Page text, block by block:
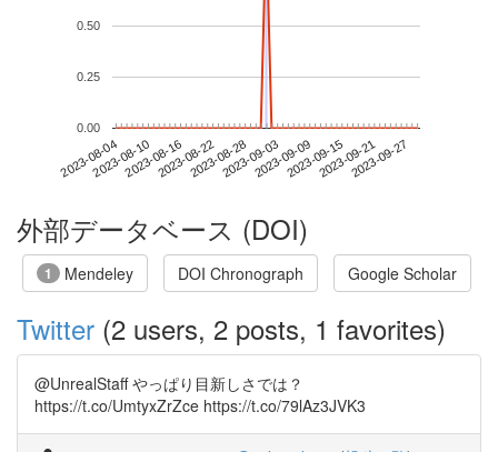
2023-08-042023-08-102023-08-162023-08-222023-08-282023-09-032023-09-092023-09-152023-09-212023-09-27
0.00
0.25
0.50
外部データベース (DOI)
1 Mendeley DOI Chronograph Google Scholar
Twitter (2 users, 2 posts, 1 favorites)
@UnrealStaff やっぱり目新しさでは？
https://t.co/UmtyxZrZce https://t.co/79lAz3JVK3